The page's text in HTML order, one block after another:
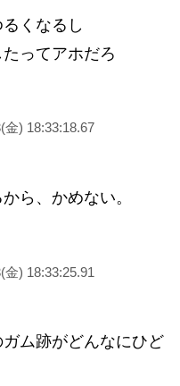
くなるし
ってアホだろ
金) 18:33:18.67
ら、かめない。
金) 18:33:25.91
ム跡がどんなにひど